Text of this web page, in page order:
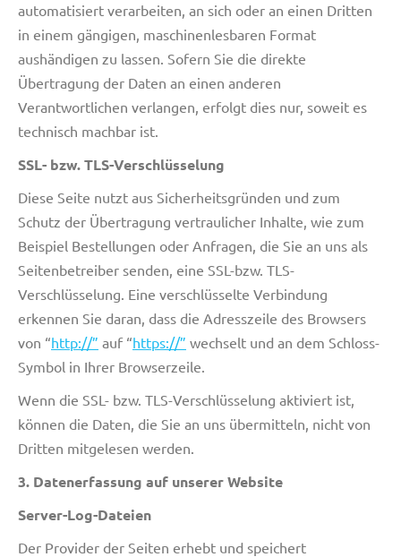
automatisiert verarbeiten, an sich oder an einen Dritten
in einem gängigen, maschinenlesbaren Format
aushändigen zu lassen. Sofern Sie die direkte
Übertragung der Daten an einen anderen
Verantwortlichen verlangen, erfolgt dies nur, soweit es
technisch machbar ist.
SSL- bzw. TLS-Verschlüsselung
Diese Seite nutzt aus Sicherheitsgründen und zum
Schutz der Übertragung vertraulicher Inhalte, wie zum
Beispiel Bestellungen oder Anfragen, die Sie an uns als
Seitenbetreiber senden, eine SSL-bzw. TLS-
Verschlüsselung. Eine verschlüsselte Verbindung
erkennen Sie daran, dass die Adresszeile des Browsers
von “http://” auf “https://” wechselt und an dem Schloss-
Symbol in Ihrer Browserzeile.
Wenn die SSL- bzw. TLS-Verschlüsselung aktiviert ist,
können die Daten, die Sie an uns übermitteln, nicht von
Dritten mitgelesen werden.
3. Datenerfassung auf unserer Website
Server-Log-Dateien
Der Provider der Seiten erhebt und speichert